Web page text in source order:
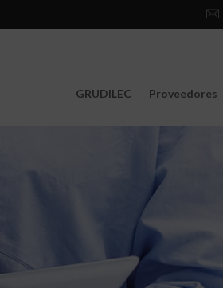
GRUDILEC Proveedores